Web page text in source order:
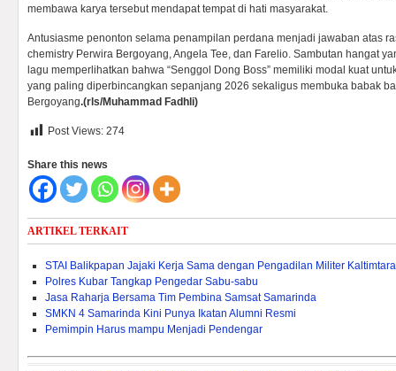
membawa karya tersebut mendapat tempat di hati masyarakat.
Antusiasme penonton selama penampilan perdana menjadi jawaban atas
chemistry Perwira Bergoyang, Angela Tee, dan Farelio. Sambutan hangat
lagu memperlihatkan bahwa “Senggol Dong Boss” memiliki modal kuat
yang paling diperbincangkan sepanjang 2026 sekaligus membuka babak
Bergoyang.(rls/Muhammad Fadhli)
Post Views: 274
Share this news
ARTIKEL TERKAIT
STAI Balikpapan Jajaki Kerja Sama dengan Pengadilan Militer Kaltimtara
Polres Kubar Tangkap Pengedar Sabu-sabu
Jasa Raharja Bersama Tim Pembina Samsat Samarinda
SMKN 4 Samarinda Kini Punya Ikatan Alumni Resmi
Pemimpin Harus mampu Menjadi Pendengar